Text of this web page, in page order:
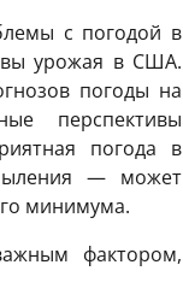
с погодой в
урожая в США.
погоды на
перспективы
погода в
— может
минимума.
фактором,